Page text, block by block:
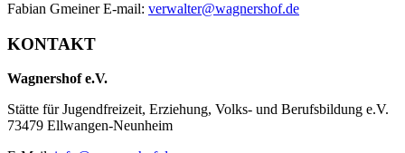
Fabian Gmeiner E-mail: verwalter@wagnershof.de
KONTAKT
Wagnershof e.V.
Stätte für Jugendfreizeit, Erziehung, Volks- und Berufsbildung e.V.
73479 Ellwangen-Neunheim